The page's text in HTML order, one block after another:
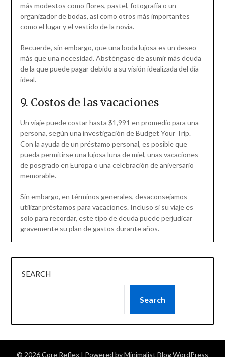
más modestos como flores, pastel, fotografía o un
organizador de bodas, así como otros más importantes
como el lugar y el vestido de la novia.
Recuerde, sin embargo, que una boda lujosa es un deseo
más que una necesidad. Absténgase de asumir más deuda
de la que puede pagar debido a su visión idealizada del día
ideal.
9. Costos de las vacaciones
Un viaje puede costar hasta $1,991 en promedio para una
persona, según una investigación de Budget Your Trip.
Con la ayuda de un préstamo personal, es posible que
pueda permitirse una lujosa luna de miel, unas vacaciones
de posgrado en Europa o una celebración de aniversario
memorable.
Sin embargo, en términos generales, desaconsejamos
utilizar préstamos para vacaciones. Incluso si su viaje es
solo para recordar, este tipo de deuda puede perjudicar
gravemente su plan de gastos durante años.
SEARCH
Search
© 2026 Core Reflex | Powered byMinimalist BlogWordPress